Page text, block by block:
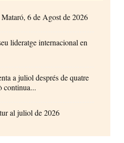
6 de Agost de 2026
lideratge internacional en
a juliol després de quatre
continua...
al juliol de 2026